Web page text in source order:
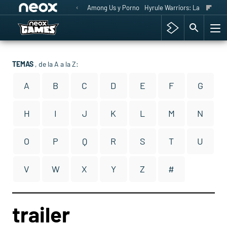
Among Us y Porno Hyrule Warriors: La Era del
TEMAS , de la A a la Z:
A B C D E F G
H I J K L M N
O P Q R S T U
V W X Y Z #
trailer